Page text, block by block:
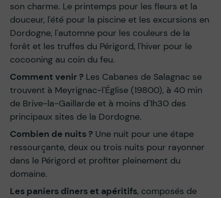
son charme. Le printemps pour les fleurs et la
douceur, l'été pour la piscine et les excursions en
Dordogne, l'automne pour les couleurs de la
forêt et les truffes du Périgord, l'hiver pour le
cocooning au coin du feu.
Comment venir ? Les Cabanes de Salagnac se
trouvent à Meyrignac-l'Église (19800), à 40 min
de Brive-la-Gaillarde et à moins d'1h30 des
principaux sites de la Dordogne.
Combien de nuits ? Une nuit pour une étape
ressourçante, deux ou trois nuits pour rayonner
dans le Périgord et profiter pleinement du
domaine.
Les paniers dîners et apéritifs, composés de